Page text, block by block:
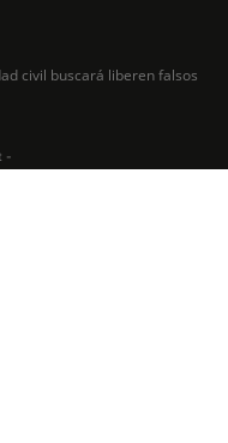
civil buscará liberen falsos
-